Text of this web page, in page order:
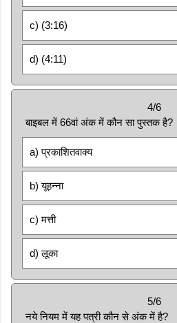
c) (3:16)
d) (4:11)
4/6
बाइबल में 66वां अंक में कौन सा पुस्तक है?
a) प्रकाशितवाक्य
b) यूहन्ना
c) मत्ती
d) लूका
5/6
नये नियम में यह पत्री कौन से अंक में है?